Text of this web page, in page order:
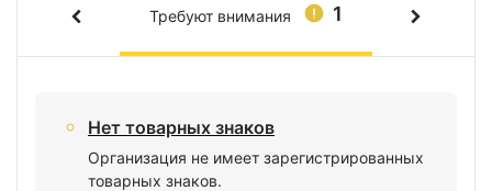
1
Требуют внимания
Нет товарных знаков
Организация не имеет зарегистрированных
товарных знаков.